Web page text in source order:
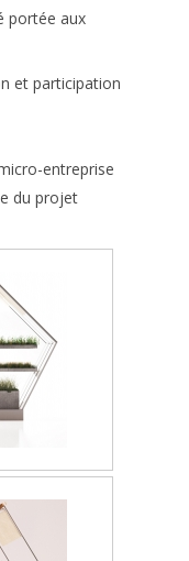
portée aux
et participation
entreprise
du projet